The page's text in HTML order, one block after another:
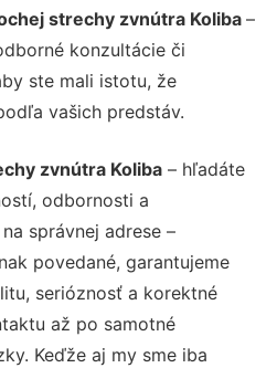
strechy zvnútra Koliba –
konzultácie či
ste mali istotu, že
vašich predstáv.
zvnútra Koliba – hľadáte
odbornosti a
správnej adrese –
povedané, garantujeme
serióznosť a korektné
až po samotné
Keďže aj my sme iba